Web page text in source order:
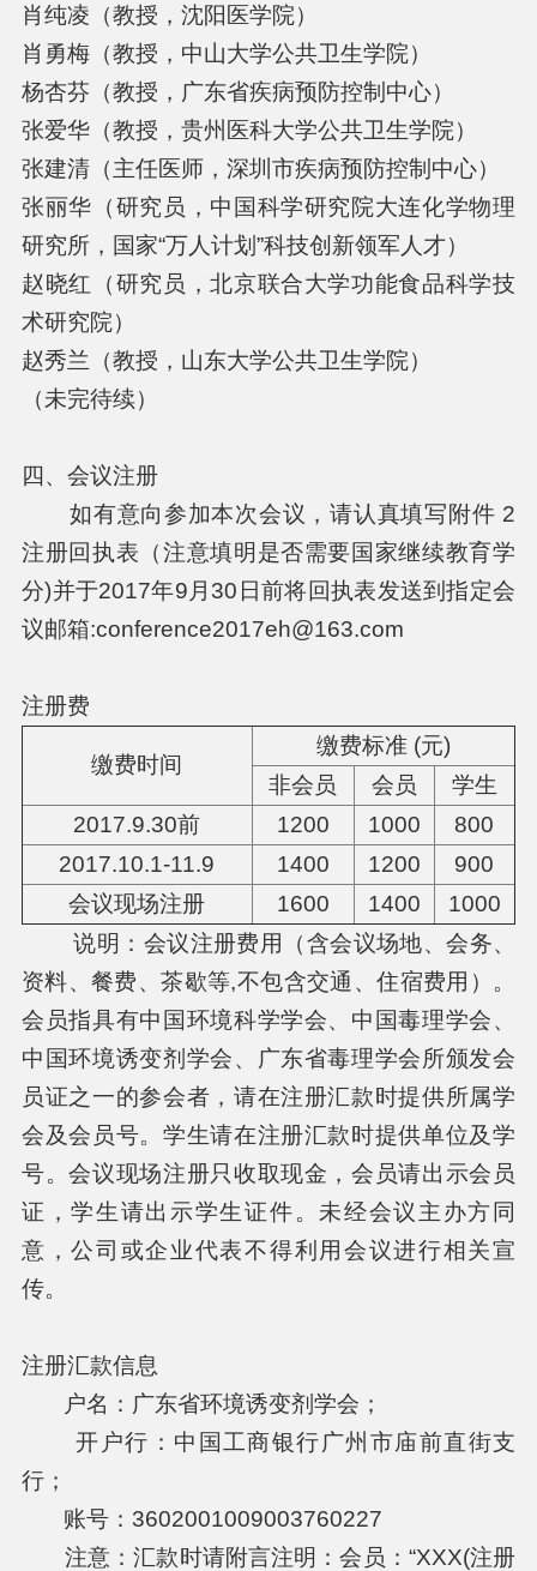
肖纯凌（教授，沈阳医学院）
肖勇梅（教授，中山大学公共卫生学院）
杨杏芬（教授，广东省疾病预防控制中心）
张爱华（教授，贵州医科大学公共卫生学院）
张建清（主任医师，深圳市疾病预防控制中心）
张丽华（研究员，中国科学研究院大连化学物理
研究所，国家“万人计划”科技创新领军人才）
赵晓红（研究员，北京联合大学功能食品科学技
术研究院）
赵秀兰（教授，山东大学公共卫生学院）
（未完待续）
四、会议注册
如有意向参加本次会议，请认真填写附件 2
注册回执表（注意填明是否需要国家继续教育学
分)并于2017年9月30日前将回执表发送到指定会
议邮箱:conference2017eh@163.com
注册费
缴费时间
缴费标准 (元)
非会员
会员
学生
2017.9.30前
1200 1000
800
2017.10.1-11.9
1400 1200
900
会议现场注册
1600 1400
1000
说明：会议注册费用（含会议场地、会务、
资料、餐费、茶歇等,不包含交通、住宿费用）。
会员指具有中国环境科学学会、中国毒理学会、
中国环境诱变剂学会、广东省毒理学会所颁发会
员证之一的参会者，请在注册汇款时提供所属学
会及会员号。学生请在注册汇款时提供单位及学
号。会议现场注册只收取现金，会员请出示会员
证，学生请出示学生证件。未经会议主办方同
意，公司或企业代表不得利用会议进行相关宣
传。
注册汇款信息
户名：广东省环境诱变剂学会；
开户行：中国工商银行广州市庙前直街支
行；
账号：3602001009003760227
注意：汇款时请附言注明：会员：“XXX(注册